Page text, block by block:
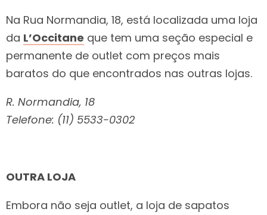
Na Rua Normandia, 18, está localizada uma loja
da L’Occitane que tem uma seção especial e
permanente de outlet com preços mais
baratos do que encontrados nas outras lojas.
R. Normandia, 18
Telefone: (11) 5533-0302
OUTRA LOJA
Embora não seja outlet, a loja de sapatos